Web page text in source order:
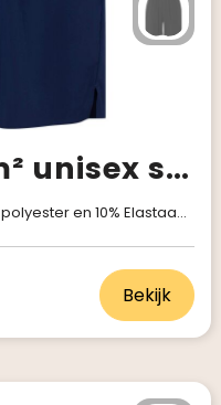
Murray 100 g/m² unisex sportshort
en 10% Elastaan, 100 g/m2
Bekijk